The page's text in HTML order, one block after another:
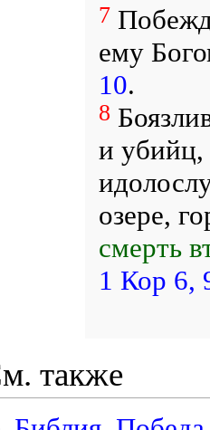
7
ему
10.
8
и убийц,
озере,
смерть
1 Кор 6,
также